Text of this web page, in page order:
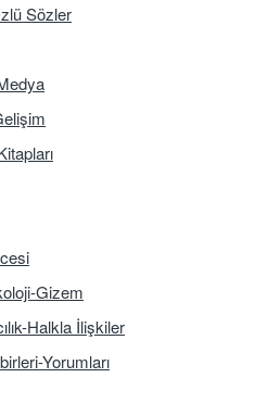
Sözler
Gizem
Halkla İlişkiler
Yorumları